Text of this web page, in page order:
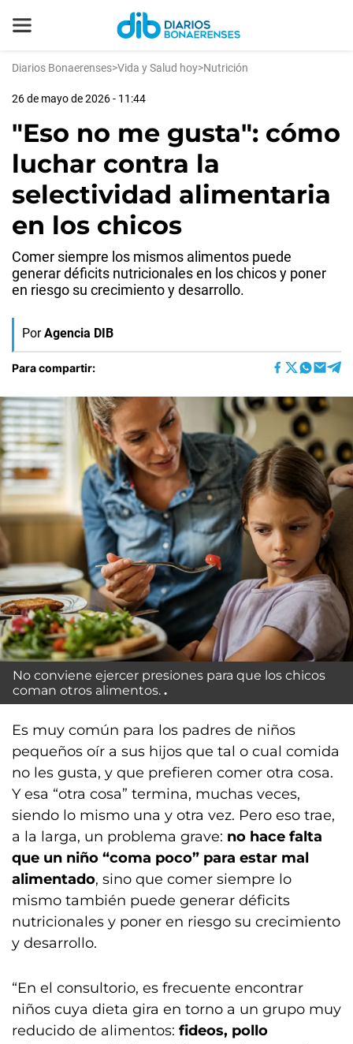
Diarios Bonaerenses>Vida y Salud hoy>Nutrición
26 de mayo de 2026 - 11:44
"Eso no me gusta": cómo
luchar contra la
selectividad alimentaria
en los chicos
Comer siempre los mismos alimentos puede
generar déficits nutricionales en los chicos y poner
en riesgo su crecimiento y desarrollo.
Por Agencia DIB
Para compartir:
No conviene ejercer presiones para que los chicos
coman otros alimentos.
Es muy común para los padres de niños
pequeños oír a sus hijos que tal o cual comida
no les gusta, y que prefieren comer otra cosa.
Y esa “otra cosa” termina, muchas veces,
siendo lo mismo una y otra vez. Pero eso trae,
a la larga, un problema grave: no hace falta
que un niño “coma poco” para estar mal
alimentado, sino que comer siempre lo
mismo también puede generar déficits
nutricionales y poner en riesgo su crecimiento
y desarrollo.
“En el consultorio, es frecuente encontrar
niños cuya dieta gira en torno a un grupo muy
reducido de alimentos: fideos, pollo